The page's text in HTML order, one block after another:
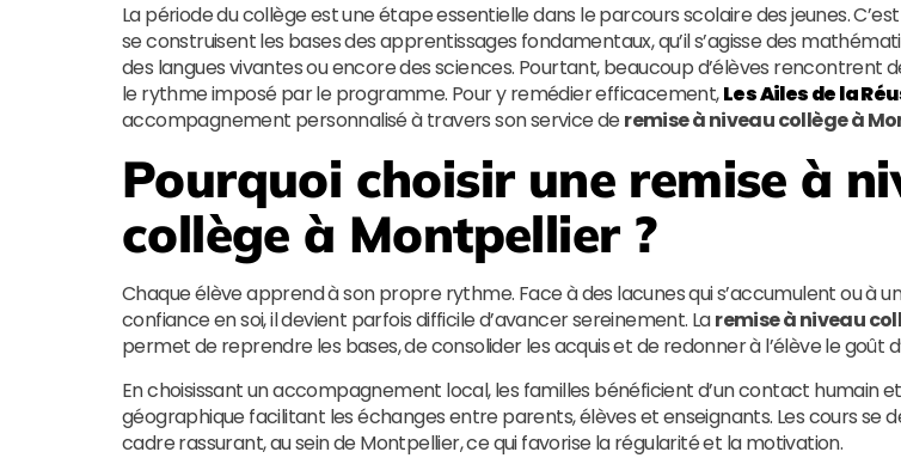
La période du collège est une étape essentielle dans le parcours scolaire des jeunes.
se construisent les bases des apprentissages fondamentaux, qu’il s’agisse des
des langues vivantes ou encore des sciences. Pourtant, beaucoup d’élèves rencontrent
le rythme imposé par le programme. Pour y remédier efficacement,Les Ailes de la
accompagnement personnalisé à travers son service de remise à niveau collège à
Pourquoi choisir une remise à
collège à Montpellier ?
Chaque élève apprend à son propre rythme. Face à des lacunes qui s’accumulent ou à
confiance en soi, il devient parfois difficile d’avancer sereinement. Laremise à niveau
permet de reprendre les bases, de consolider les acquis et de redonner à l’élève le goût
En choisissant un accompagnement local, les familles bénéficient d’un contact humain
géographique facilitant les échanges entre parents, élèves et enseignants. Les cours se
cadre rassurant, au sein de Montpellier, ce qui favorise la régularité et la motivation.